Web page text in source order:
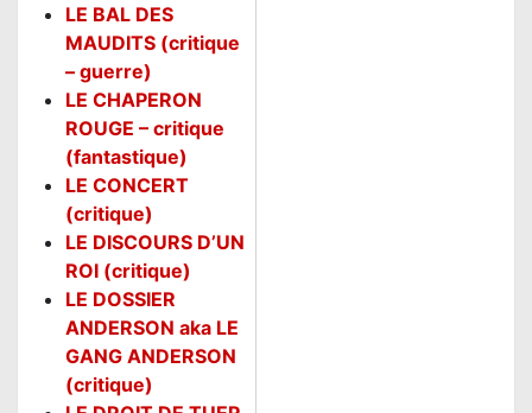
LE BAL DES
MAUDITS (critique
– guerre)
LE CHAPERON
ROUGE – critique
(fantastique)
LE CONCERT
(critique)
LE DISCOURS D’UN
ROI (critique)
LE DOSSIER
ANDERSON aka LE
GANG ANDERSON
(critique)